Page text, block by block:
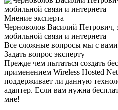
Мнение эксперта
Черноволов Василий Петрович,
мобильной связи и интернета
Все сложные вопросы мы с
Задать вопрос эксперту
Прежде чем пытаться создать
применением Wireless Hosted
поддерживает ли данную
адаптер. Если вам нужна
мне!